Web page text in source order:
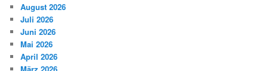
August 2026
Juli 2026
Juni 2026
Mai 2026
April 2026